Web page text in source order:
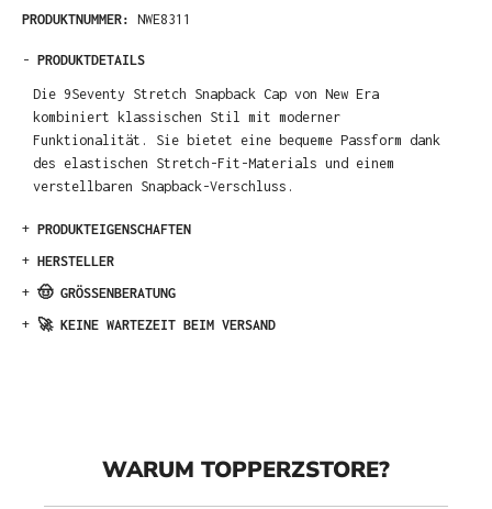
PRODUKTNUMMER: NWE8311
- PRODUKTDETAILS
Die 9Seventy Stretch Snapback Cap von New Era
kombiniert klassischen Stil mit moderner
Funktionalität. Sie bietet eine bequeme Passform dank
des elastischen Stretch-Fit-Materials und einem
verstellbaren Snapback-Verschluss.
+ PRODUKTEIGENSCHAFTEN
+ HERSTELLER
+ 🤠 GRÖSSENBERATUNG
+ 🚀 KEINE WARTEZEIT BEIM VERSAND
WARUM TOPPERZSTORE?